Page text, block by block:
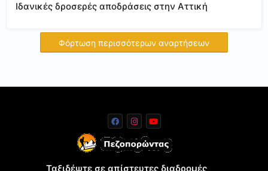
Ιδανικές δροσερές αποδράσεις στην Αττική
Φόρτωση περισσότερων αναρτήσεων
Ταξιδέψτε σε απίστευτες διαδρομές